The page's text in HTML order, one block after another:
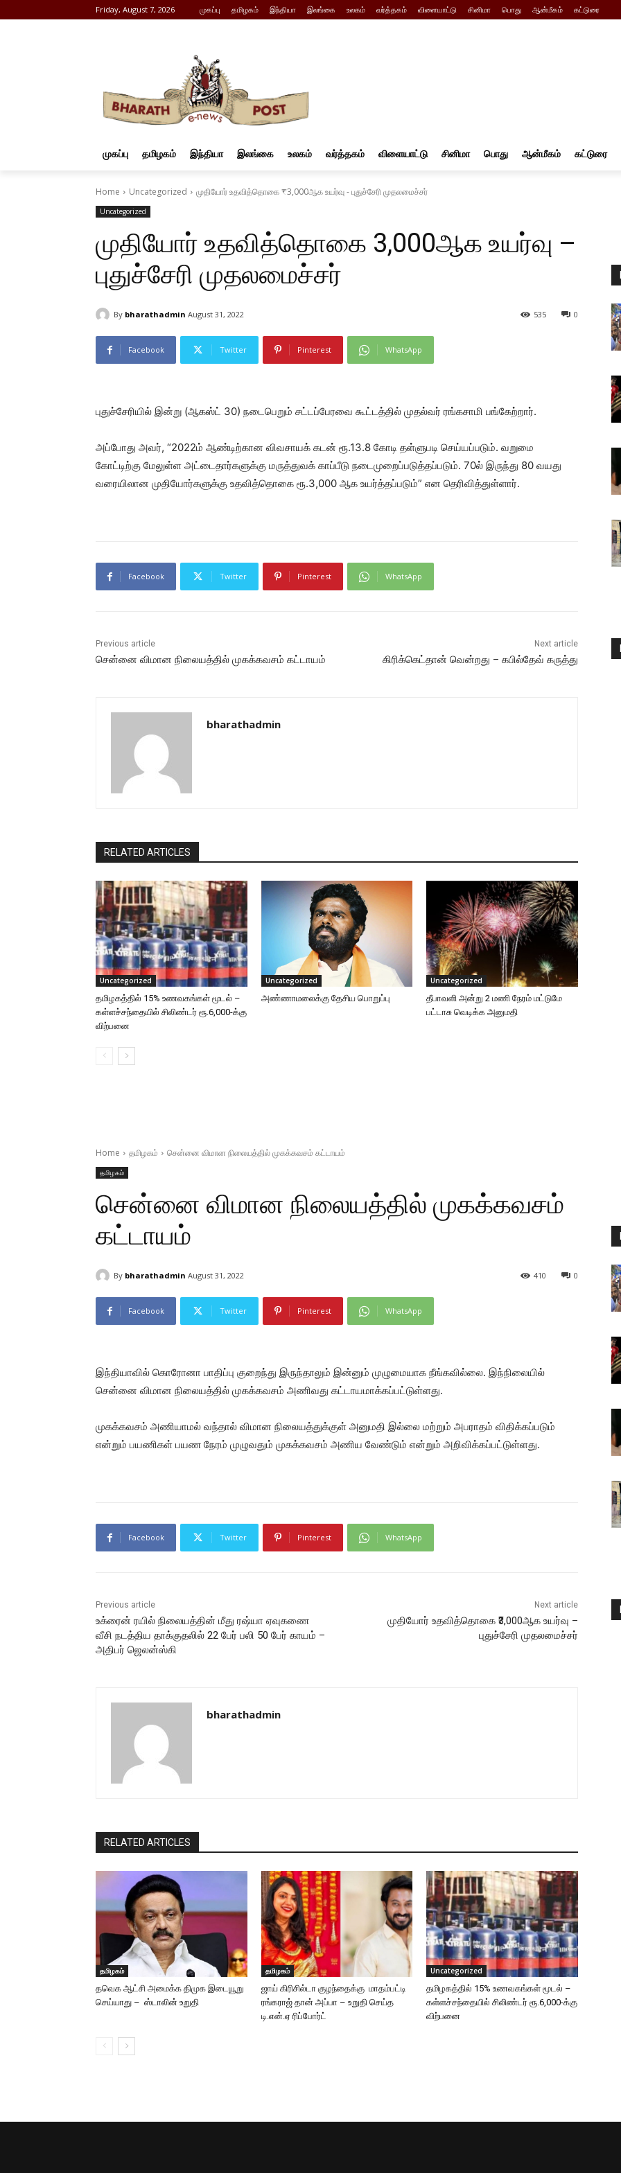
Friday, August 7, 2026 முகப்பு தமிழகம் இந்தியா இலங்கை உலகம் வர்த்தகம் விளையாட்டு சினிமா பொது ஆன்மீகம் கட்டுரை
முகப்பு தமிழகம் இந்தியா இலங்கை உலகம் வர்த்தகம் விளையாட்டு சினிமா பொது ஆன்மீகம் கட்டுரை
Home Uncategorized முதியோர் உதவித்தொகை ₹3,000ஆக உயர்வு - புதுச்சேரி முதலமைச்சர்
Uncategorized
முதியோர் உதவித்தொகை ₹3,000ஆக உயர்வு –
புதுச்சேரி முதலமைச்சர்
By bharathadmin August 31, 2022 0
535
Facebook Twitter Pinterest WhatsApp
புதுச்சேரியில் இன்று (ஆகஸ்ட் 30) நடைபெறும் சட்டப்பேரவை கூட்டத்தில் முதல்வர் ரங்கசாமி பங்கேற்றார்.
அப்போது அவர், “2022ம் ஆண்டிற்கான விவசாயக் கடன் ரூ.13.8 கோடி தள்ளுபடி செய்யப்படும். வறுமை
கோட்டிற்கு மேலுள்ள அட்டைதார்களுக்கு மருத்துவக் காப்பீடு நடைமுறைப்படுத்தப்படும். 70ல் இருந்து 80 வயது
வரையிலான முதியோர்களுக்கு உதவித்தொகை ரூ.3,000 ஆக உயர்த்தப்படும்” என தெரிவித்துள்ளார்.
Facebook Twitter Pinterest WhatsApp
Previous article
சென்னை விமான நிலையத்தில் முகக்கவசம் கட்டாயம்
Next article
கிரிக்கெட்தான் வென்றது – கபில்தேவ் கருத்து
bharathadmin
RELATED ARTICLES
Uncategorized
தமிழகத்தில் 15% உணவகங்கள் மூடல் –
கள்ளச்சந்தையில் சிலிண்டர் ரூ.6,000-க்கு
விற்பனை
Uncategorized
அண்ணாமலைக்கு தேசிய பொறுப்பு
Uncategorized
தீபாவளி அன்று 2 மணி நேரம் மட்டுமே
பட்டாசு வெடிக்க அனுமதி